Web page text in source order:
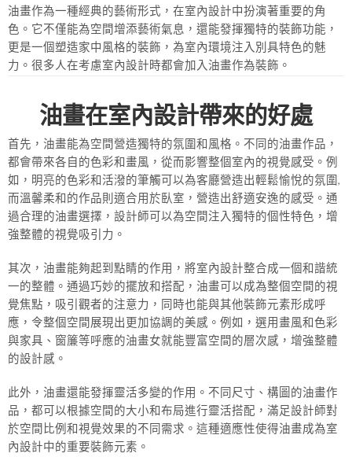
油畫作為一種經典的藝術形式，在室內設計中扮演著重要的角
色。它不僅能為空間增添藝術氣息，還能發揮獨特的裝飾功能，
更是一個塑造家中風格的裝飾，為室內環境注入別具特色的魅
力。很多人在考慮室內設計時都會加入油畫作為裝飾。
油畫在室內設計帶來的好處
首先，油畫能為空間營造獨特的氛圍和風格。不同的油畫作品，
都會帶來各自的色彩和畫風，從而影響整個室內的視覺感受。例
如，明亮的色彩和活潑的筆觸可以為客廳營造出輕鬆愉悅的氛圍,
而溫馨柔和的作品則適合用於臥室，營造出舒適安逸的感受。通
過合理的油畫選擇，設計師可以為空間注入獨特的個性特色，增
強整體的視覺吸引力。
其次，油畫能夠起到點睛的作用，將室內設計整合成一個和諧統
一的整體。通過巧妙的擺放和搭配，油畫可以成為整個空間的視
覺焦點，吸引觀者的注意力，同時也能與其他裝飾元素形成呼
應，令整個空間展現出更加協調的美感。例如，選用畫風和色彩
與家具、窗簾等呼應的油畫女就能豐富空間的層次感，增強整體
的設計感。
此外，油畫還能發揮靈活多變的作用。不同尺寸、構圖的油畫作
品，都可以根據空間的大小和布局進行靈活搭配，滿足設計師對
於空間比例和視覺效果的不同需求。這種適應性使得油畫成為室
內設計中的重要裝飾元素。